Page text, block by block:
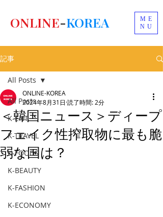
ME
NU
ONLINE-KOREA
記事
All Posts
K-ENT
K-TRAVEL
K-FOODS
K-BEAUTY
K-FASHION
K-ECONOMY
All Posts
＜韓国ニュース＞ディープ
フェイク性搾取物に最も脆
弱な国は？
ONLINE-KOREA
2024年8月31日 読了時間: 2分